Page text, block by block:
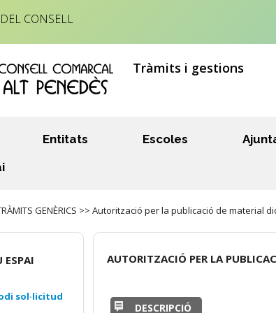
CONSELL
Tràmits i gestions
Entitats Escoles
GENÈRICS >> Autorització per la publicació de material
AUTORITZACIÓ PER LA
DESCRIPCIÓ
ESPAI
sol·licitud